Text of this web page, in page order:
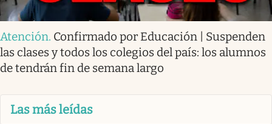
Atención. Confirmado por Educación | Suspenden
las clases y todos los colegios del país: los alumnos
de tendrán fin de semana largo
Las más leídas